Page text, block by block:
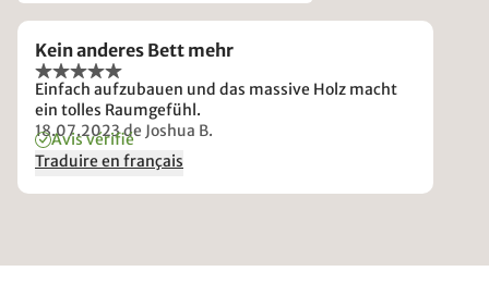
Kein anderes Bett mehr
Einfach aufzubauen und das massive Holz macht
ein tolles Raumgefühl.
18.07.2023de Joshua B.
Avis vérifié
Traduire en français